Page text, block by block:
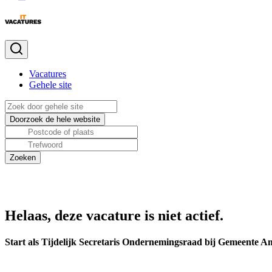
Vacatures
Gehele site
Helaas, deze vacature is niet actief.
Start als Tijdelijk Secretaris Ondernemingsraad bij Gemeente